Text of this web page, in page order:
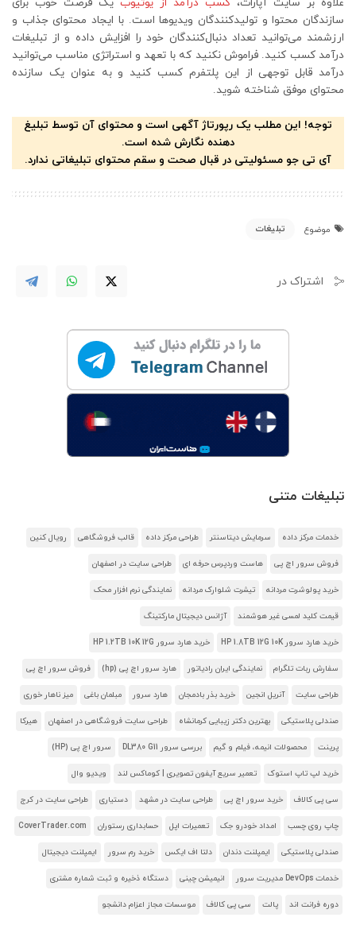
سازندگان محتوا و تولیدکنندگان ویدیوها است. با ایجاد محتوای جذاب و
ارزشمند می‌توانید تعداد دنبال‌کنندگان خود را افزایش داده و از تبلیغات
درآمد کسب کنید. فراموش نکنید که با تعهد و استراتژی مناسب می‌توانید
درآمد قابل توجهی از این پلتفرم کسب کنید و به عنوان یک سازنده
محتوای موفق شناخته شوید.
توجه! این مطلب یک رپورتاژ آگهی است و محتوای آن توسط تبلیغ
دهنده نگارش شده است.
آی تی جو مسئولیتی در قبال صحت و سقم محتوای تبلیغاتی ندارد.
موضوع تبلیغات
اشتراک در
تبلیغات متنی
خدمات مرکز داده سرمایش دیتاسنتر طراحی مرکز داده قالب فروشگاهی رویال کنین
فروش سرور اچ پی هاست وردپرس حرفه ای طراحی سایت در اصفهان
خرید پولوشرت مردانه تیشرت شلوارک مردانه نمایندگی نرم افزار محک
قیمت کلید لمسی غیر هوشمند آژانس دیجیتال مارکتینگ
خرید هارد سرور HP 1.8TB 12G 10K خرید هارد سرور HP 1.2TB 10K 12G
سفارش ربات تلگرام نمایندگی ایران رادیاتور هارد سرور اچ پی (hp) فروش سرور اچ پی
طراحی سایت آنریل انجین خرید بذر بادمجان هارد سرور مبلمان باغی میز ناهار خوری
صندلی پلاستیکی بهترین دکتر زیبایی کرمانشاه طراحی سایت فروشگاهی در اصفهان هیرکا
پرینت محصولات انیمه، فیلم و گیم بررسی سرور DL380 G11 سرور اچ پی (HP)
خرید لپ تاپ استوک تعمیر سریع آیفون تصویری | کوماکس لند ویدیو وال
سی پی کالاف خرید سرور اچ پی طراحی سایت در مشهد دستیاری طراحی سایت در کرج
چاپ روی چسب امداد خودرو جک تعمیرات اپل حسابداری رستوران CoverTrader.com
صندلی پلاستیکی ایمپلنت دندان دلتا اف ایکس خرید رم سرور ایمپلنت دیجیتال
خدمات DevOps مدیریت سرور انیمیشن چینی دستگاه ذخیره و ثبت شماره مشتری
دوره فرانت اند پالت سی پی کالاف موسسات مجاز اعزام دانشجو